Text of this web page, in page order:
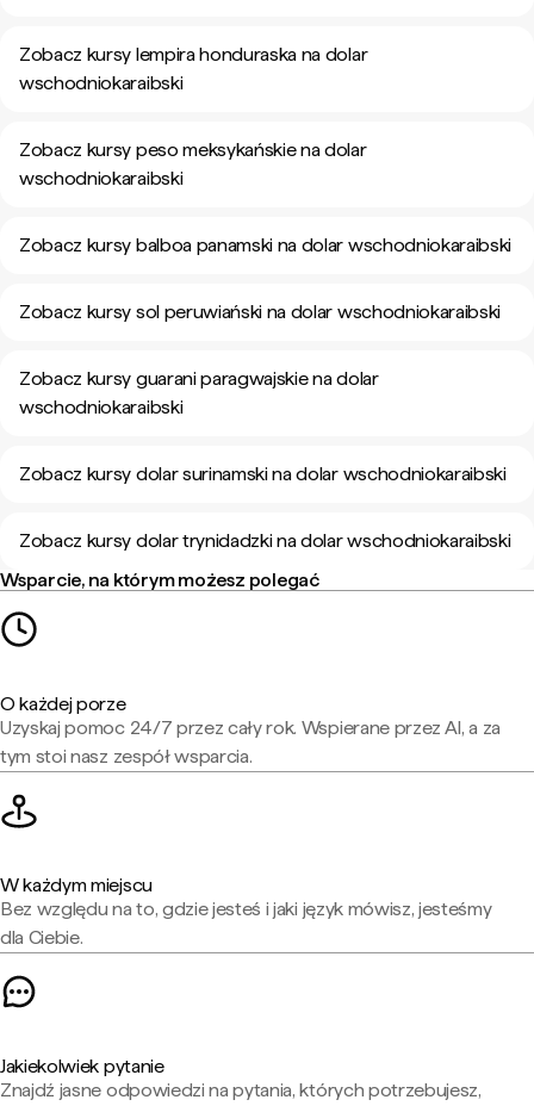
Zobacz kursy lempira honduraska na dolar
wschodniokaraibski
Zobacz kursy peso meksykańskie na dolar
wschodniokaraibski
Zobacz kursy balboa panamski na dolar wschodniokaraibski
Zobacz kursy sol peruwiański na dolar wschodniokaraibski
Zobacz kursy guarani paragwajskie na dolar
wschodniokaraibski
Zobacz kursy dolar surinamski na dolar wschodniokaraibski
Zobacz kursy dolar trynidadzki na dolar wschodniokaraibski
Wsparcie, na którym możesz polegać
O każdej porze
Uzyskaj pomoc 24/7 przez cały rok. Wspierane przez AI, a za
tym stoi nasz zespół wsparcia.
W każdym miejscu
Bez względu na to, gdzie jesteś i jaki język mówisz, jesteśmy
dla Ciebie.
Jakiekolwiek pytanie
Znajdź jasne odpowiedzi na pytania, których potrzebujesz,